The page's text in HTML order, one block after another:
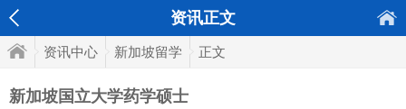
资讯正文
资讯中心 新加坡留学 正文
新加坡国立大学药学硕士